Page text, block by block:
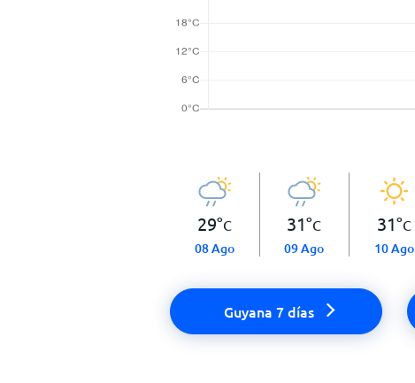
29°C
08 Ago
31°C
09 Ago
31°C
10 Ago
Guyana 7 días